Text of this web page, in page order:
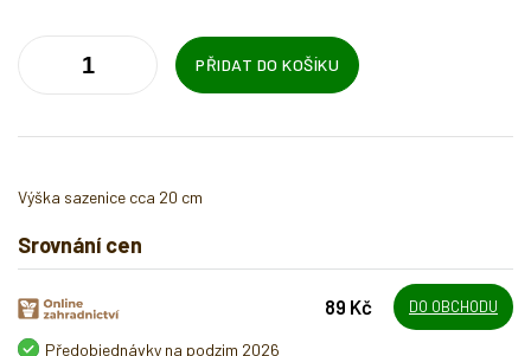
PŘIDAT DO KOŠÍKU
Výška sazenice cca 20 cm
Srovnání cen
89 Kč DO OBCHODU
Předobjednávky na podzim 2026